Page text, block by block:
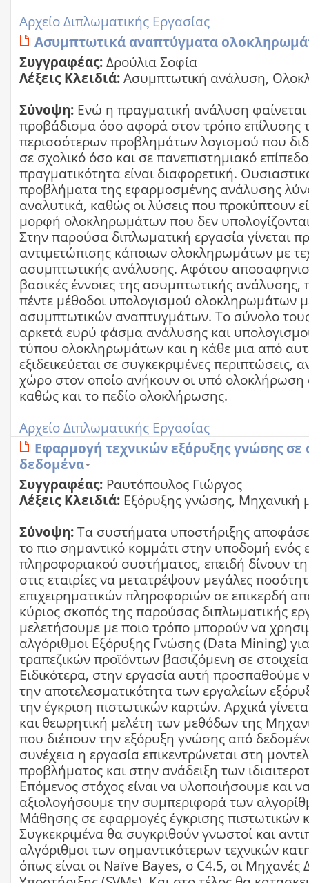
Αρχείο Διπλωματικής Εργασίας
Ασυμπτωτικά αναπτύγματα
Συγγραφέας:Δρούλια Σοφία
Λέξεις Κλειδιά:Ασυμπτωτική ανάλυση,
Σύνοψη: Ενώ η πραγματική ανάλυση φαίνεται
προβάδισμα όσο αφορά στον τρόπο επίλυσης
περισσότερων προβλημάτων λογισμού που
σε σχολικό όσο και σε πανεπιστημιακό
πραγματικότητα είναι διαφορετική.
προβλήματα της εφαρμοσμένης ανάλυσης
αναλυτικά, καθώς οι λύσεις που προκύπτουν
μορφή ολοκληρωμάτων που δεν
Στην παρούσα διπλωματική εργασία γίνεται
αντιμετώπισης κάποιων ολοκληρωμάτων με
ασυμπτωτικής ανάλυσης. Αφότου
βασικές έννοιες της ασυμπτωτικής ανάλυσης,
πέντε μέθοδοι υπολογισμού ολοκληρωμάτων
ασυμπτωτικών αναπτυγμάτων. Το σύνολο
αρκετά ευρύ φάσμα ανάλυσης και
τύπου ολοκληρωμάτων και η κάθε μια από
εξιδεικεύεται σε συγκεκριμένες περιπτώσεις,
χώρο στον οποίο ανήκουν οι υπό ολοκλήρωση
καθώς και το πεδίο ολοκλήρωσης.
Αρχείο Διπλωματικής Εργασίας
Εφαρμογή τεχνικών εξόρυξης γνώσης σε
δεδομένα
Συγγραφέας: Ραυτόπουλος Γιώργος
Λέξεις Κλειδιά: Εξόρυξης γνώσης, Μηχανική
Σύνοψη:Τα συστήματα υποστήριξης
το πιο σημαντικό κομμάτι στην υποδομή ενός
πληροφοριακού συστήματος, επειδή δίνουν
στις εταιρίες να μετατρέψουν μεγάλες
επιχειρηματικών πληροφοριών σε επικερδή
κύριος σκοπός της παρούσας διπλωματικής
μελετήσουμε με ποιο τρόπο μπορούν να
αλγόριθμοι Εξόρυξης Γνώσης (Data Mining)
τραπεζικών προϊόντων βασιζόμενη σε
Ειδικότερα, στην εργασία αυτή προσπαθούμε
την αποτελεσματικότητα των εργαλείων
την έγκριση πιστωτικών καρτών. Αρχικά
και θεωρητική μελέτη των μεθόδων της
που διέπουν την εξόρυξη γνώσης από
συνέχεια η εργασία επικεντρώνεται στη
προβλήματος και στην ανάδειξη των
Επόμενος στόχος είναι να υλοποιήσουμε και
αξιολογήσουμε την συμπεριφορά των
Μάθησης σε εφαρμογές έγκρισης πιστωτικών
Συγκεκριμένα θα συγκριθούν γνωστοί και
αλγόριθμοι των σημαντικότερων τεχνικών
όπως είναι οι Naïve Bayes, ο C4.5, οι Μηχανές